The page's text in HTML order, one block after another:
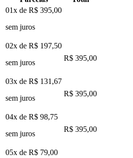
01x de R$ 395,00
sem juros
02x de R$ 197,50
sem juros
R$ 395,00
03x de R$ 131,67
sem juros
R$ 395,00
04x de R$ 98,75
sem juros
R$ 395,00
05x de R$ 79,00